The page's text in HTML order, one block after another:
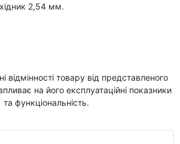
2,54 мм.
відмінності товару від представленого
на його експлуатаційні показники
та функціональність.